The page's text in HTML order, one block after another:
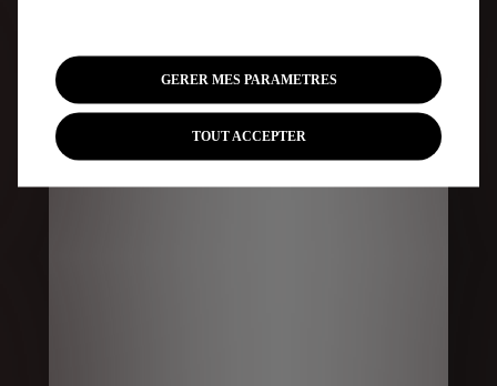
GERER MES PARAMETRES
TOUT ACCEPTER